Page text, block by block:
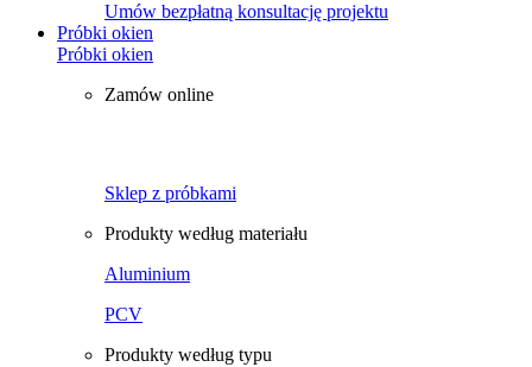
Umów bezpłatną konsultację projektu
Próbki okien
Próbki okien
Zamów online
Sklep z próbkami
Produkty według materiału
Aluminium
PCV
Produkty według typu